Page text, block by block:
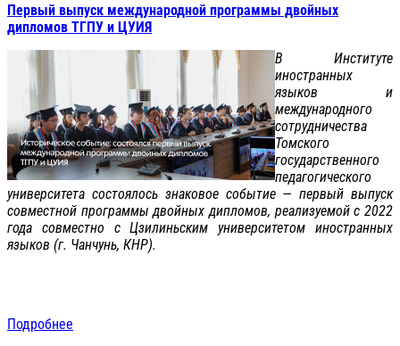
Первый выпуск международной программы двойных
дипломов ТГПУ и ЦУИЯ
В Институте
иностранных
языков и
международного
сотрудничества
Томского
государственного
педагогического
университета состоялось знаковое событие — первый выпуск
совместной программы двойных дипломов, реализуемой с 2022
года совместно с Цзилиньским университетом иностранных
языков (г. Чанчунь, КНР).
Подробнее